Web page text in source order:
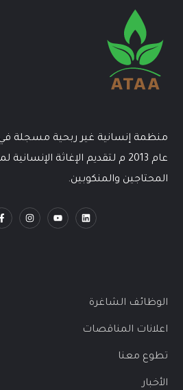
منظمة إنسانية غير ربحية مسجلة
عام 2013 م لتقديم الإغاثة
المحتاجين والمنكوبين.
الوظائف الشاغرة
اعلانات المناقصات
تطوع معنا
الأخبار